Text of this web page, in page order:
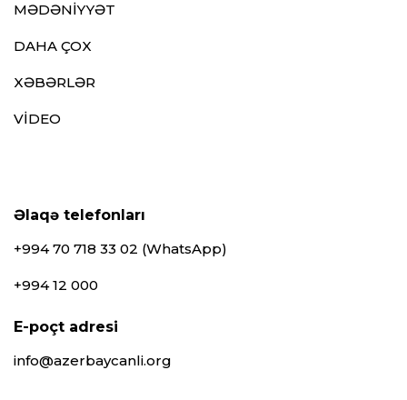
MƏDƏNİYYƏT
DAHA ÇOX
XƏBƏRLƏR
VİDEO
Əlaqə telefonları
+994 70 718 33 02 (WhatsApp)
+994 12 000
E-poçt adresi
info@azerbaycanli.org